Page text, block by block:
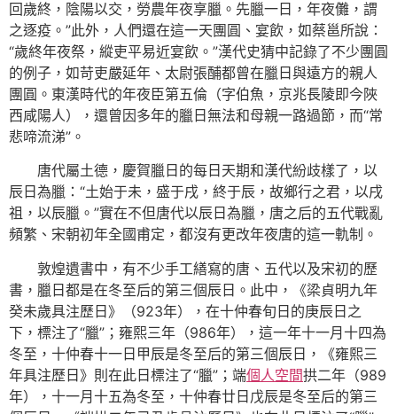
回歲終，陰陽以交，勞農年夜享臘。先臘一日，年夜儺，謂
之逐疫。”此外，人們還在這一天團圓、宴飲，如蔡邕所說：
“歲終年夜祭，縱吏平易近宴飲。”漢代史猜中記錄了不少團圓
的例子，如苛吏嚴延年、太尉張酺都曾在臘日與遠方的親人
團圓。東漢時代的年夜臣第五倫（字伯魚，京兆長陵即今陜
西咸陽人），還曾因多年的臘日無法和母親一路過節，而“常
悲啼流涕”。
唐代屬土德，慶賀臘日的每日天期和漢代紛歧樣了，以
辰日為臘：“土始于未，盛于戌，終于辰，故鄉行之君，以戌
祖，以辰臘。”實在不但唐代以辰日為臘，唐之后的五代戰亂
頻繁、宋朝初年全國甫定，都沒有更改年夜唐的這一軌制。
敦煌遺書中，有不少手工繕寫的唐、五代以及宋初的歷
書，臘日都是在冬至后的第三個辰日。此中，《梁貞明九年
癸未歲具注歷日》（923年），在十仲春旬日的庚辰日之
下，標注了“臘”；雍熙三年（986年），這一年十一月十四為
冬至，十仲春十一日甲辰是冬至后的第三個辰日，《雍熙三
年具注歷日》則在此日標注了“臘”；端個人空間拱二年（989
年），十一月十五為冬至，十仲春廿日戊辰是冬至后的第三